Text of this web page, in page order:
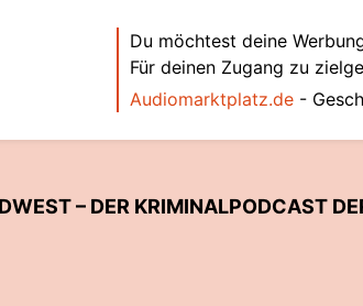
Du möchtest deine
Für deinen Zugang zu
Audiomarktplatz.de-
– DER KRIMINALPODCAST